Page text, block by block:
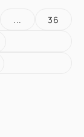
... 36